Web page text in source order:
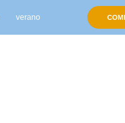
verano